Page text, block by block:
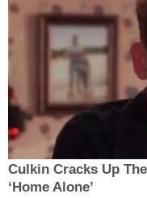
Culkin Cracks Up
‘Home Alone’